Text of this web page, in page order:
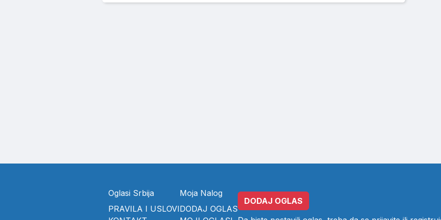
Oglasi Srbija
PRAVILA I USLOVI
Moja Nalog
DODAJ OGLAS
DODAJ OGLAS